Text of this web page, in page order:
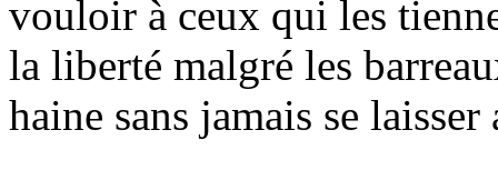
vouloir à ceux qui les
la liberté malgré les
haine sans jamais se